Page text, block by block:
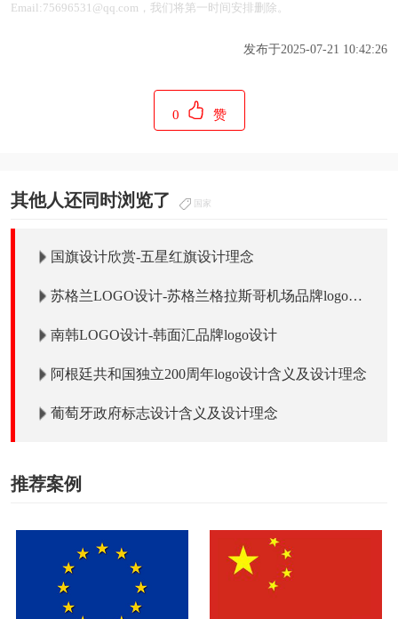
Email:75696531@qq.com，我们将第一时间安排删除。
发布于2025-07-21 10:42:26
0 赞
其他人还同时浏览了 国家
国旗设计欣赏-五星红旗设计理念
苏格兰LOGO设计-苏格兰格拉斯哥机场品牌logo设
南韩LOGO设计-韩面汇​​​​​​​品牌logo设计
阿根廷共和国独立200周年logo设计含义及设计理念
葡萄牙政府标志设计含义及设计理念
推荐案例